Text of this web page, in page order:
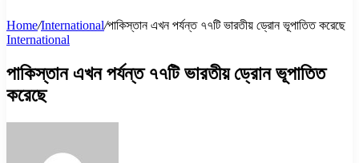
Home/International/পাকিস্তান এখন পর্যন্ত ৭৭টি ভারতীয় ড্রোন ভূপাতিত করেছে
International
পাকিস্তান এখন পর্যন্ত ৭৭টি ভারতীয় ড্রোন ভূপাতিত
করেছে